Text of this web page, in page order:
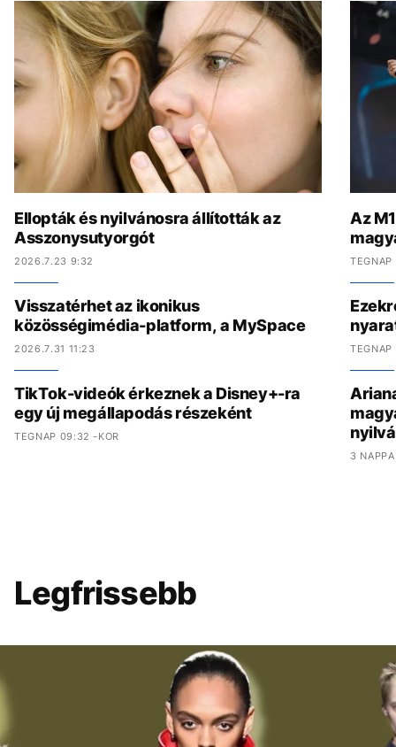
Ellopták és nyilvánosra állították az
Asszonysutyorgót
2026.7.23 9:32
Visszatérhet az ikonikus
közösségimédia-platform, a MySpace
2026.7.31 11:23
TikTok-videók érkeznek a Disney+-ra
egy új megállapodás részeként
TEGNAP 09:32 -KOR
Az
TEGNAP
3
Legfrissebb